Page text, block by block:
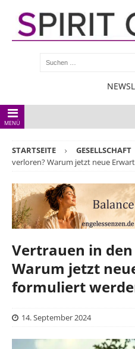
MENÜ
STARTSEITE GESELLSCHAFT
verloren? Warum jetzt neue
Vertrauen in
Warum jetzt
formuliert
14. September 2024